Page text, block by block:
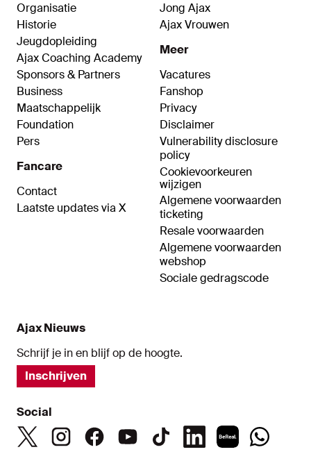
Organisatie
Historie
Jeugdopleiding
Ajax Coaching Academy
Sponsors & Partners
Business
Maatschappelijk
Foundation
Pers
Fancare
Contact
Laatste updates via X
Jong Ajax
Ajax Vrouwen
Meer
Vacatures
Fanshop
Privacy
Disclaimer
Vulnerability disclosure
policy
Cookievoorkeuren
wijzigen
Algemene voorwaarden
ticketing
Resale voorwaarden
Algemene voorwaarden
webshop
Sociale gedragscode
Ajax Nieuws
Schrijf je in en blijf op de hoogte.
Inschrijven
Social